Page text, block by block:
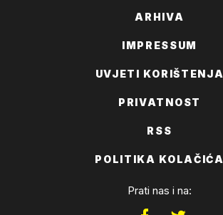
ARHIVA
IMPRESSUM
UVJETI KORIŠTENJA
PRIVATNOST
RSS
POLITIKA KOLAČIĆA
Prati nas i na: